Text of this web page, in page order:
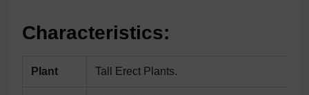
Characteristics:
Plant Tall Erect Plants.